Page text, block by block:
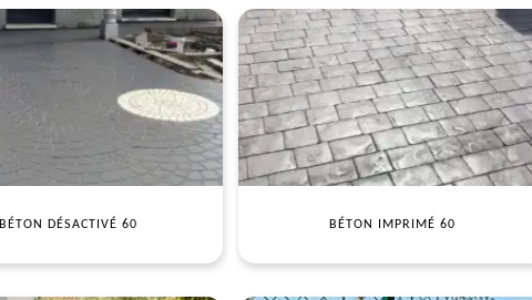
BÉTON DÉSACTIVÉ 60 BÉTON IMPRIMÉ 60